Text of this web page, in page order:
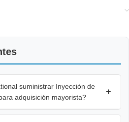
suministrar Inyección de
adquisición mayorista?
+